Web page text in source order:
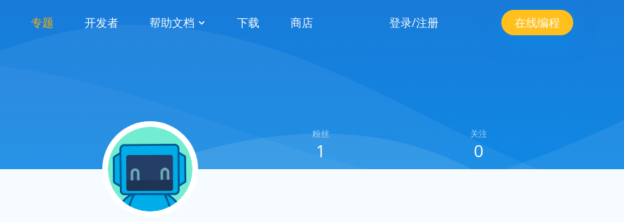
专题 开发者 帮助文档 下载 商店 登录/注册 在线编程
粉丝
1
关注
0